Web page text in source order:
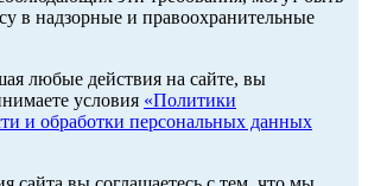
в надзорные и правоохранительные
любые действия на сайте, вы
условия «Политики
и обработки персональных данных